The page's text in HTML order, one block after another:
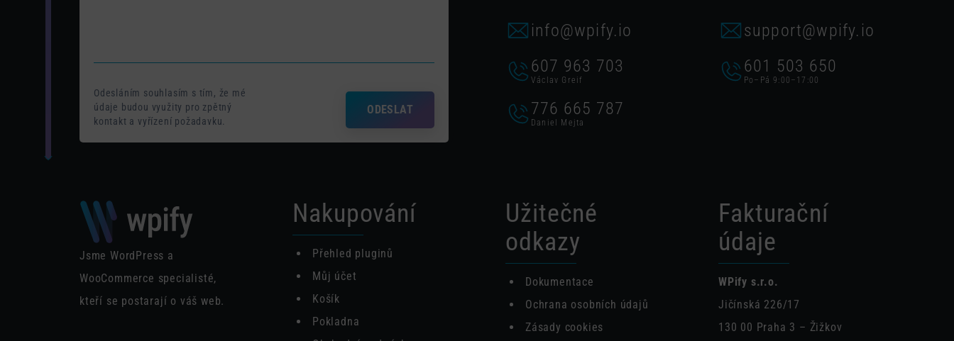
Odesláním souhlasím s tím, že mé
údaje budou využity pro zpětný
kontakt a vyřízení požadavku.
ODESLAT
info@wpify.io
607 963 703
Václav Greif
776 665 787
Daniel Mejta
support@wpify.io
601 503 650
Po–Pá 9:00–17:00
Jsme WordPress a
WooCommerce specialisté,
kteří se postarají o váš web.
Nakupování
Přehled pluginů
Můj účet
Košík
Pokladna
Užitečné
odkazy
Dokumentace
Ochrana osobních údajů
Zásady cookies
Fakturační
údaje
WPify s.r.o.
Jičínská 226/17
130 00 Praha 3 – Žižkov